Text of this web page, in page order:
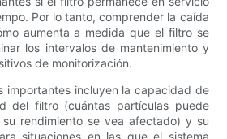
Por lo tanto, comprender la caída
aumenta a medida que el filtro se
los intervalos de mantenimiento y
de monitorización.
importantes incluyen la capacidad de
del filtro (cuántas partículas puede
rendimiento se vea afectado) y su